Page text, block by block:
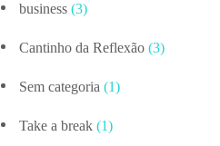
business (3)
Cantinho da Reflexão (3)
Sem categoria (1)
Take a break (1)